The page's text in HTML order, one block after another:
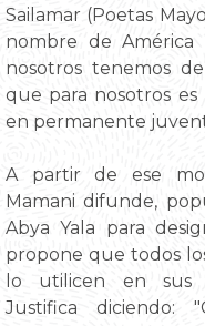
Sailamar (Poetas
nombre de
nosotros tenemos
que para nosotros
en permanente
A partir de ese
Mamani difunde,
Abya Yala para
propone que todos
lo utilicen en sus
Justifica diciendo: